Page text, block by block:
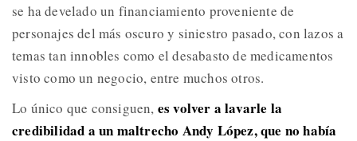
se ha develado un financiamiento proveniente de
personajes del más oscuro y siniestro pasado, con lazos a
temas tan innobles como el desabasto de medicamentos
visto como un negocio, entre muchos otros.
Lo único que consiguen, es volver a lavarle la
credibilidad a un maltrecho Andy López, que no había